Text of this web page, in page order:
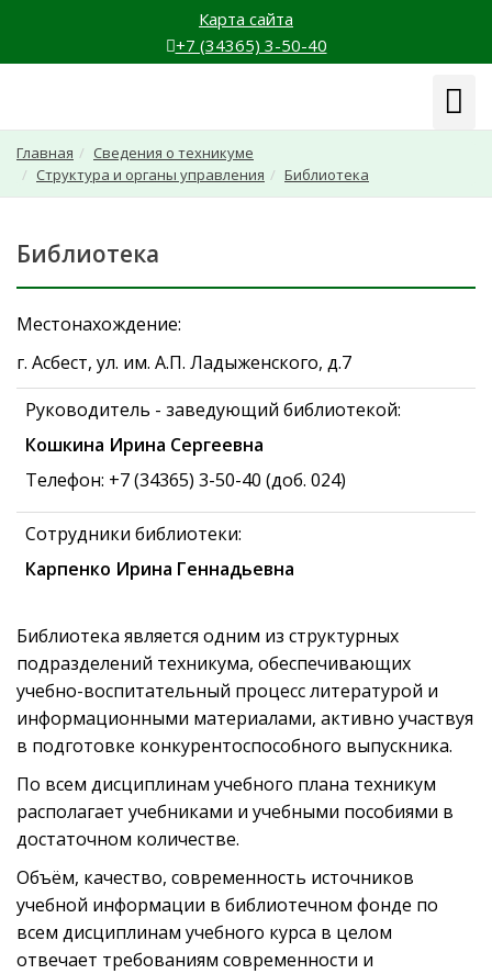
Карта сайта
+7 (34365) 3-50-40
Главная
Сведения о техникуме
Структура и органы управления
Библиотека
Библиотека
Местонахождение:
г. Асбест, ул. им. А.П. Ладыженского, д.7
Руководитель - заведующий библиотекой:
Кошкина Ирина Сергеевна
Телефон: +7 (34365) 3-50-40 (доб. 024)
Сотрудники библиотеки:
Карпенко Ирина Геннадьевна
Библиотека является одним из структурных
подразделений техникума, обеспечивающих
учебно-воспитательный процесс литературой и
информационными материалами, активно участвуя
в подготовке конкурентоспособного выпускника.
По всем дисциплинам учебного плана техникум
располагает учебниками и учебными пособиями в
достаточном количестве.
Объём, качество, современность источников
учебной информации в библиотечном фонде по
всем дисциплинам учебного курса в целом
отвечает требованиям современности и